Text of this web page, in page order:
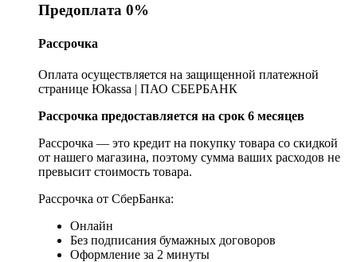
Предоплата 0%
Рассрочка
Оплата осуществляется на защищенной платежной
странице Юkassa | ПАО СБЕРБАНК
Рассрочка предоставляется на срок 6 месяцев
Рассрочка — это кредит на покупку товара со скидкой
от нашего магазина, поэтому сумма ваших расходов не
превысит стоимость товара.
Рассрочка от СберБанка:
Онлайн
Без подписания бумажных договоров
Оформление за 2 минуты